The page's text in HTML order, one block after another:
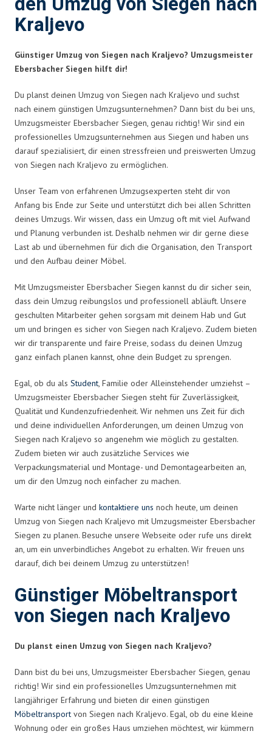
Kraljevo
Günstiger Umzug von Siegen nach Kraljevo? Umzugsmeister
Ebersbacher Siegen hilft dir!
Du planst deinen Umzug von Siegen nach Kraljevo und suchst
nach einem günstigen Umzugsunternehmen? Dann bist du bei uns,
Umzugsmeister Ebersbacher Siegen, genau richtig! Wir sind ein
professionelles Umzugsunternehmen aus Siegen und haben uns
darauf spezialisiert, dir einen stressfreien und preiswerten Umzug
von Siegen nach Kraljevo zu ermöglichen.
Unser Team von erfahrenen Umzugsexperten steht dir von
Anfang bis Ende zur Seite und unterstützt dich bei allen Schritten
deines Umzugs. Wir wissen, dass ein Umzug oft mit viel Aufwand
und Planung verbunden ist. Deshalb nehmen wir dir gerne diese
Last ab und übernehmen für dich die Organisation, den Transport
und den Aufbau deiner Möbel.
Mit Umzugsmeister Ebersbacher Siegen kannst du dir sicher sein,
dass dein Umzug reibungslos und professionell abläuft. Unsere
geschulten Mitarbeiter gehen sorgsam mit deinem Hab und Gut
um und bringen es sicher von Siegen nach Kraljevo. Zudem bieten
wir dir transparente und faire Preise, sodass du deinen Umzug
ganz einfach planen kannst, ohne dein Budget zu sprengen.
Egal, ob du als Student, Familie oder Alleinstehender umziehst –
Umzugsmeister Ebersbacher Siegen steht für Zuverlässigkeit,
Qualität und Kundenzufriedenheit. Wir nehmen uns Zeit für dich
und deine individuellen Anforderungen, um deinen Umzug von
Siegen nach Kraljevo so angenehm wie möglich zu gestalten.
Zudem bieten wir auch zusätzliche Services wie
Verpackungsmaterial und Montage- und Demontagearbeiten an,
um dir den Umzug noch einfacher zu machen.
Warte nicht länger und kontaktiere uns noch heute, um deinen
Umzug von Siegen nach Kraljevo mit Umzugsmeister Ebersbacher
Siegen zu planen. Besuche unsere Webseite oder rufe uns direkt
an, um ein unverbindliches Angebot zu erhalten. Wir freuen uns
darauf, dich bei deinem Umzug zu unterstützen!
Günstiger Möbeltransport
von Siegen nach Kraljevo
Du planst einen Umzug von Siegen nach Kraljevo?
Dann bist du bei uns, Umzugsmeister Ebersbacher Siegen, genau
richtig! Wir sind ein professionelles Umzugsunternehmen mit
langjähriger Erfahrung und bieten dir einen günstigen
Möbeltransport von Siegen nach Kraljevo. Egal, ob du eine kleine
Wohnung oder ein großes Haus umziehen möchtest, wir kümmern